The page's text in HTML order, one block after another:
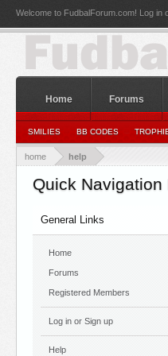
Welcome to FudbalForum.com! Log in
home help
Quick Navigation
General Links
Home
Forums
Registered Members
Log in or Sign up
Help
Home Forums
SMILIES BB CODES